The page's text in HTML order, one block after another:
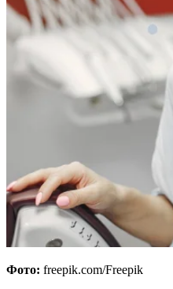
Фото: freepik.com/Freepik